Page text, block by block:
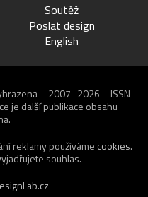
Soutěž
Poslat design
English
– 2007–2026 – ISSN
je další publikace obsahu
reklamy používáme cookies.
souhlas.